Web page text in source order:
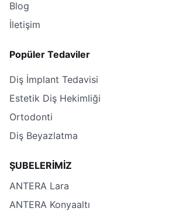
Blog
İletişim
Popüler Tedaviler
Diş İmplant Tedavisi
Estetik Diş Hekimliği
Ortodonti
Diş Beyazlatma
ŞUBELERİMİZ
ANTERA Lara
ANTERA Konyaaltı